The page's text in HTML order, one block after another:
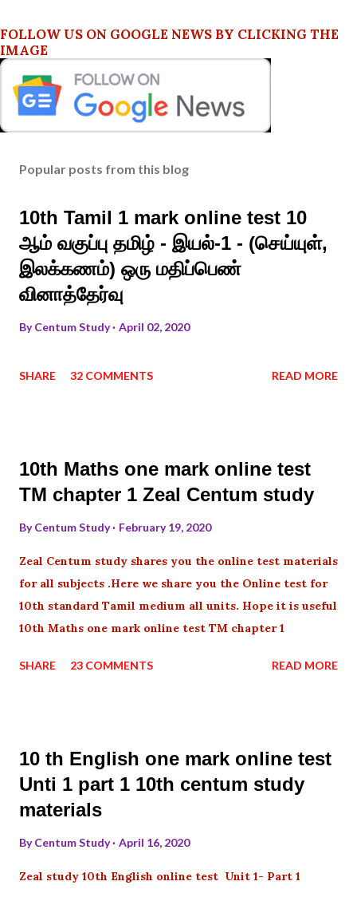
FOLLOW US ON GOOGLE NEWS BY CLICKING THE
IMAGE
Popular posts from this blog
10th Tamil 1 mark online test 10
ஆம் வகுப்பு தமிழ் - இயல்-1 - (செய்யுள்,
இலக்கணம்) ஒரு மதிப்பெண்
வினாத்தேர்வு
ByCentum Study April 02, 2020
SHARE 32 COMMENTS READ MORE
10th Maths one mark online test
TM chapter 1 Zeal Centum study
ByCentum Study February 19, 2020
Zeal Centum study shares you the online test materials
for all subjects .Here we share you the Online test for
10th standard Tamil medium all units. Hope it is useful
10th Maths one mark online test TM chapter 1
SHARE 23 COMMENTS READ MORE
10 th English one mark online test
Unti 1 part 1 10th centum study
materials
ByCentum Study April 16, 2020
Zeal study 10th English online test Unit 1- Part 1